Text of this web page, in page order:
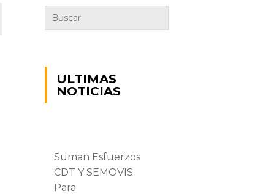
ULTIMAS
NOTICIAS
Suman Esfuerzos
CDT Y SEMOVIS
Para